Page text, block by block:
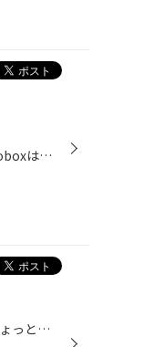
タイヤの月々の定額サービス「mobox」をご存じですか？ ブリヂストンのmoboxはタイヤだけでなく、お車のメンテナンスも定額で利用できるサービスです。 春は新しいスタートを切る季節です。その一方で新生活の準備や、 お子様の入学・卒業に関わる行事など多くの出費が重なる時期でもあります。 ど...
タイヤからワイヤーがでて、しかも→のあたりが変形しちゃってます。 あとちょっと遅かったら・・・バーストしていたかもしれません。 これから、春休み。遠出の前にはタイヤの点検/エアーチェックをお忘れなく。 当店では無料で点検させていただいております。 お気軽に、思いついたら寄ってみてく...